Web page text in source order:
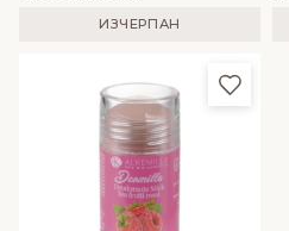
ИЗЧЕРПАН